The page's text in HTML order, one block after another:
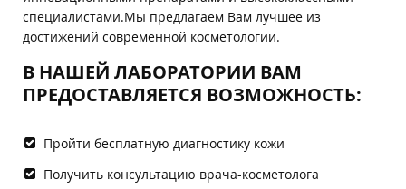
специалистами.Мы предлагаем Вам лучшее из
достижений современной косметологии.
В НАШЕЙ ЛАБОРАТОРИИ ВАМ
ПРЕДОСТАВЛЯЕТСЯ ВОЗМОЖНОСТЬ:
Пройти бесплатную диагностику кожи
Получить консультацию врача-косметолога